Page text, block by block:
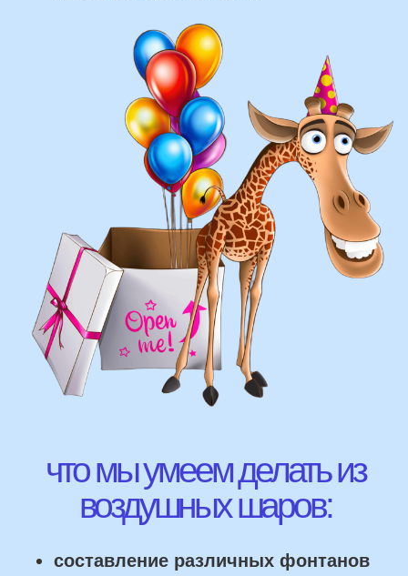
Присылайте картинку, и мы с
удовольствием соберем
похожую композицию!
ВЫСЛАТЬ ФОТО
у вас есть фото шаров, и
вы хотите так же?
НАШИ ГЛАВНЫЕ
ПРЕИМУЩЕСТВА